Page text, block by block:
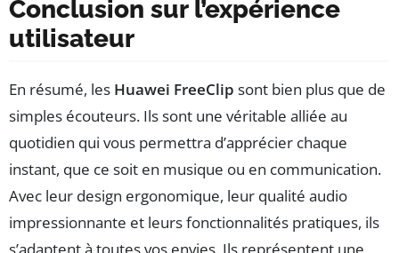
Conclusion sur l’expérience
utilisateur
En résumé, les Huawei FreeClip sont bien plus que de
simples écouteurs. Ils sont une véritable alliée au
quotidien qui vous permettra d’apprécier chaque
instant, que ce soit en musique ou en communication.
Avec leur design ergonomique, leur qualité audio
impressionnante et leurs fonctionnalités pratiques, ils